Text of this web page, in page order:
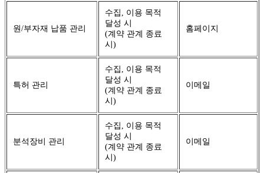
원/부자재 납품 관리
수집, 이용 목적
달성 시
(계약 관계 종료
시)
홈페이지
특허 관리
수집, 이용 목적
달성 시
(계약 관계 종료
시)
이메일
분석장비 관리
수집, 이용 목적
달성 시
(계약 관계 종료
시)
이메일